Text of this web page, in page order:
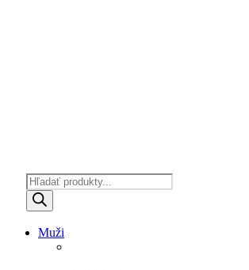
Products
search
Muži